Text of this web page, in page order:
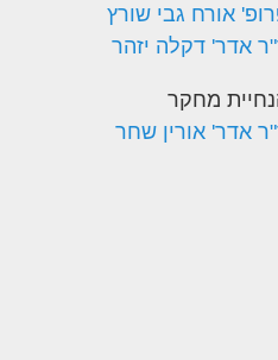
אורח גבי שורץ
אדר' דקלה יזהר
מחקר
אדר' אורין שחר